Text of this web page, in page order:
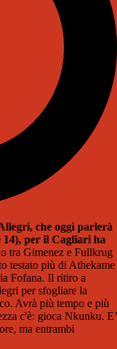
che oggi parlerà
14), per il Cagliari ha
tra Gimenez e Fullkrug
testato più di Athekame
Fofana. Il ritiro a
per sfogliare la
Avrà più tempo e più
c'è: gioca Nkunku. E’
ma entrambi